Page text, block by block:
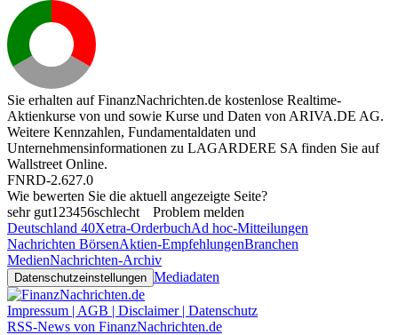
Sie erhalten auf FinanzNachrichten.de kostenlose Realtime-
Aktienkurse von und sowie Kurse und Daten von ARIVA.DE AG.
Weitere Kennzahlen, Fundamentaldaten und
Unternehmensinformationen zu LAGARDERE SA finden Sie auf
Wallstreet Online.
FNRD-2.627.0
Wie bewerten Sie die aktuell angezeigte Seite?
sehr gut1 23456schlecht
Problem melden
Deutschland 40Xetra-OrderbuchAd hoc-Mitteilungen
Nachrichten BörsenAktien-EmpfehlungenBranchen
MedienNachrichten-Archiv
Datenschutzeinstellungen Mediadaten
Impressum | AGB | Disclaimer | Datenschutz
RSS-News von FinanzNachrichten.de